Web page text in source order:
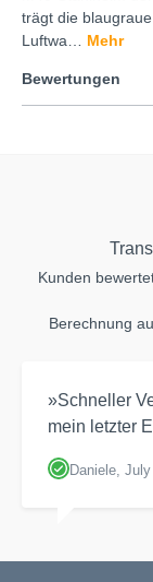
trägt die
Luftwa… Mehr
Bewertungen
Kunden
Berechnung
»Schneller
mein letzter
Daniele,